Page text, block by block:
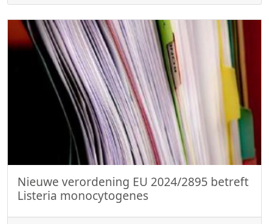
Nieuwe verordening EU 2024/2895 betreft
Listeria monocytogenes